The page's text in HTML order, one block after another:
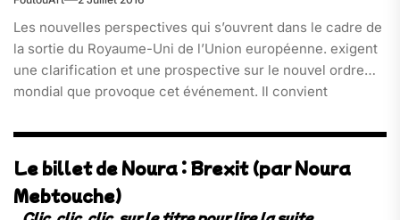
Les nouvelles perspectives qui s’ouvrent dans le cadre de
la sortie du Royaume-Uni de l’Union européenne. exigent
une clarification et une prospective sur le nouvel ordre
mondial que provoque cet événement. Il convient
européenne[…]
Le billet de Noura : Brexit (par Noura
Mebtouche)